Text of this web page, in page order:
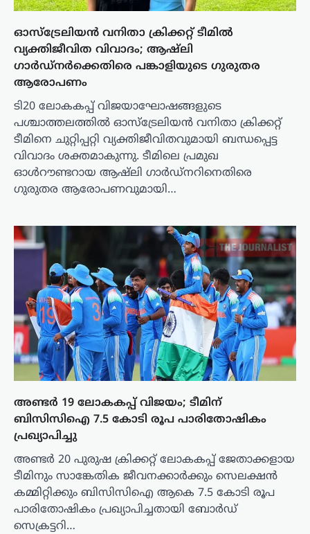
ഓസ്ട്രേലിയൻ വനിതാ ക്രിക്കറ്റ് ടീമിൽ
വ്യക്തിജീവിത വിവാദം; ആഷ്‌ലി
ഗാർഡ്‌നർക്കെതിരെ പങ്കാളിയുടെ ഗുരുതര
ആരോപണം
ടി20 ലോകകപ്പ് വിജയാഘോഷങ്ങളുടെ
പശ്ചാത്തലത്തിൽ ഓസ്ട്രേലിയൻ വനിതാ ക്രിക്കറ്റ്
ടീമിനെ ചുറ്റിപ്പറ്റി വ്യക്തിജീവിതവുമായി ബന്ധപ്പെട്ട
വിവാദം ശക്തമാകുന്നു. ടീമിലെ പ്രമുഖ
ഓൾറൗണ്ടറായ ആഷ്‌ലി ഗാർഡ്‌നറിനെതിരെ
ഗുരുതര ആരോപണവുമായി…
അണ്ടർ 19 ലോകകപ്പ് വിജയം; ടീമിന്
ബിസിസിഐ 7.5 കോടി രൂപ പാരിതോഷികം
പ്രഖ്യാപിച്ചു
അണ്ടർ 20 പുരുഷ ക്രിക്കറ്റ് ലോകകപ്പ് ജേതാക്കളായ
ടീമിനും സാങ്കേതിക ജീവനക്കാർക്കും സെലക്ഷൻ
കമ്മിറ്റിക്കും ബിസിസിഐ ആകെ 7.5 കോടി രൂപ
പാരിതോഷികം പ്രഖ്യാപിച്ചതായി ബോർഡ്
സെക്രട്ടറി…